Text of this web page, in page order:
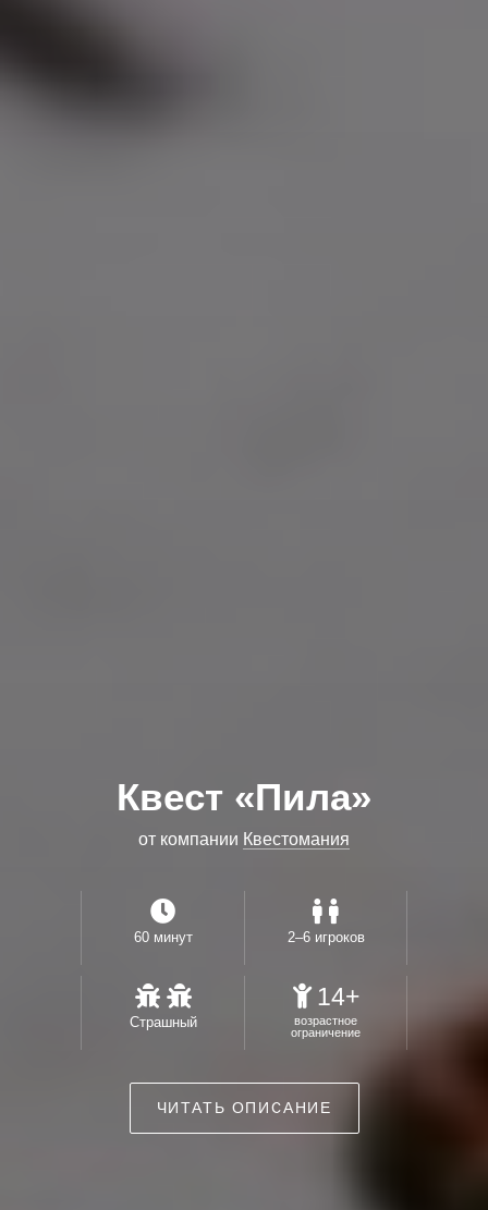
Квест «Пила»
от компании Квестомания
60 минут 2–6 игроков
Страшный
14+
возрастное
ограничение
ЧИТАТЬ ОПИСАНИЕ